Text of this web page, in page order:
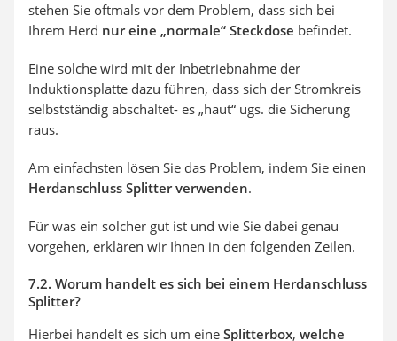
stehen Sie oftmals vor dem Problem, dass sich bei
Ihrem Herd nur eine „normale“ Steckdose befindet.
Eine solche wird mit der Inbetriebnahme der
Induktionsplatte dazu führen, dass sich der Stromkreis
selbstständig abschaltet- es „haut“ ugs. die Sicherung
raus.
Am einfachsten lösen Sie das Problem, indem Sie einen
Herdanschluss Splitter verwenden.
Für was ein solcher gut ist und wie Sie dabei genau
vorgehen, erklären wir Ihnen in den folgenden Zeilen.
7.2. Worum handelt es sich bei einem Herdanschluss
Splitter?
Hierbei handelt es sich um eine Splitterbox, welche